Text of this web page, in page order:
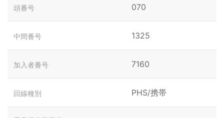
頭番号 070
中間番号 1325
加入者番号 7160
回線種別 PHS/携帯